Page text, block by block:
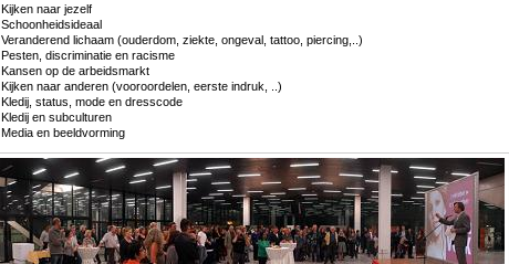
Kijken naar jezelf
Schoonheidsideaal
Veranderend lichaam (ouderdom, ziekte, ongeval, tattoo, piercing,..)
Pesten, discriminatie en racisme
Kansen op de arbeidsmarkt
Kijken naar anderen (vooroordelen, eerste indruk, ..)
Kledij, status, mode en dresscode
Kledij en subculturen
Media en beeldvorming